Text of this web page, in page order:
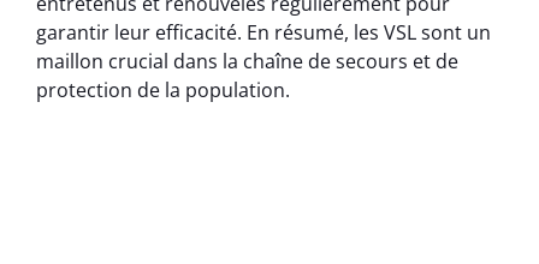
garantir leur efficacité. En résumé, les VSL sont un
maillon crucial dans la chaîne de secours et de
protection de la population.